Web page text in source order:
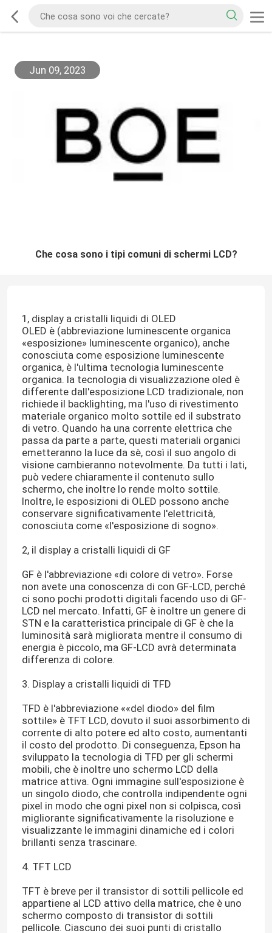
Jun 09, 2023
Che cosa sono i tipi comuni di schermi LCD?
1, display a cristalli liquidi di OLED
OLED è (abbreviazione luminescente organica
«esposizione» luminescente organico), anche
conosciuta come esposizione luminescente
organica, è l'ultima tecnologia luminescente
organica. la tecnologia di visualizzazione oled è
differente dall'esposizione LCD tradizionale, non
richiede il backlighting, ma l'uso di rivestimento
materiale organico molto sottile ed il substrato
di vetro. Quando ha una corrente elettrica che
passa da parte a parte, questi materiali organici
emetteranno la luce da sè, così il suo angolo di
visione cambieranno notevolmente. Da tutti i lati,
può vedere chiaramente il contenuto sullo
schermo, che inoltre lo rende molto sottile.
Inoltre, le esposizioni di OLED possono anche
conservare significativamente l'elettricità,
conosciuta come «l'esposizione di sogno».
2, il display a cristalli liquidi di GF
GF è l'abbreviazione «di colore di vetro». Forse
non avete una conoscenza di con GF-LCD, perché
ci sono pochi prodotti digitali facendo uso di GF-
LCD nel mercato. Infatti, GF è inoltre un genere di
STN e la caratteristica principale di GF è che la
luminosità sarà migliorata mentre il consumo di
energia è piccolo, ma GF-LCD avrà determinata
differenza di colore.
3. Display a cristalli liquidi di TFD
TFD è l'abbreviazione ««del diodo» del film
sottile» è TFT LCD, dovuto il suoi assorbimento di
corrente di alto potere ed alto costo, aumentanti
il costo del prodotto. Di conseguenza, Epson ha
sviluppato la tecnologia di TFD per gli schermi
mobili, che è inoltre uno schermo LCD della
matrice attiva. Ogni immagine sull'esposizione è
un singolo diodo, che controlla indipendente ogni
pixel in modo che ogni pixel non si colpisca, così
migliorante significativamente la risoluzione e
visualizzante le immagini dinamiche ed i colori
brillanti senza trascinare.
4. TFT LCD
TFT è breve per il transistor di sottili pellicole ed
appartiene al LCD attivo della matrice, che è uno
schermo composto di transistor di sottili
pellicole. Ciascuno dei suoi punti di cristallo